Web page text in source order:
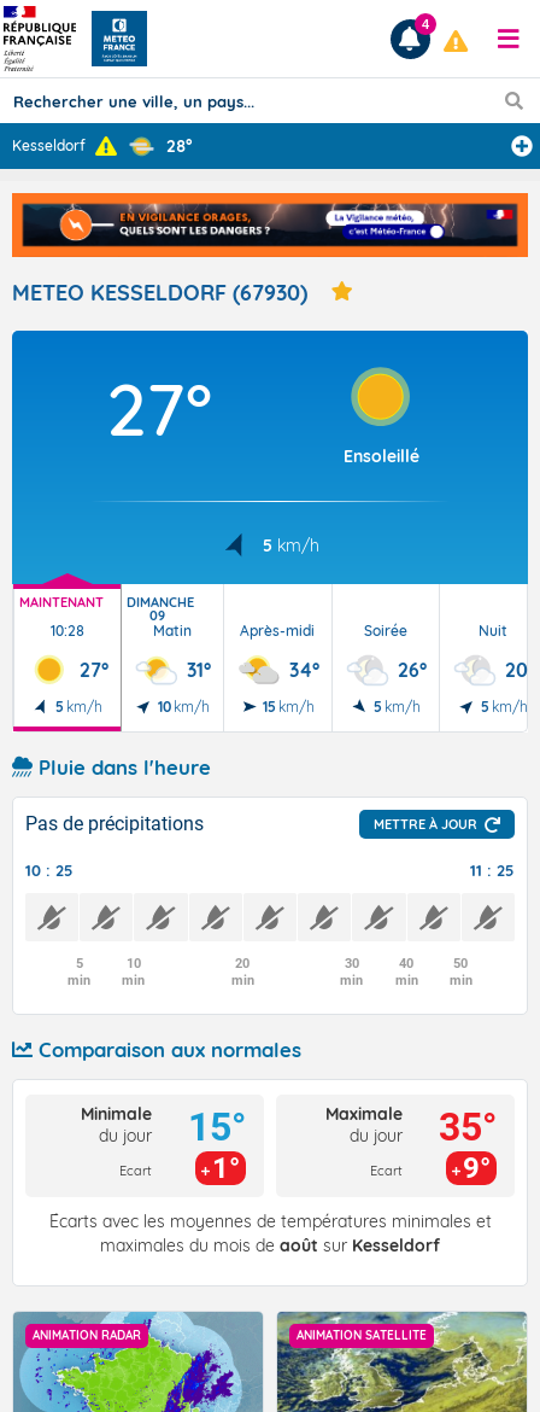
Prévisions
TOUS LES RÉSULTATS
Articles
4
Kesseldorf 28°
METEO KESSELDORF (67930)
27°
Ensoleillé
5 km/h
MAINTENANT
10:28
27°
5 km/h
DIMANCHE
09
Matin
31°
10 km/h
Après-midi
34°
15 km/h
Soirée
26°
5 km/h
Nuit
20°
5 km/h
Pluie dans l'heure
Pas de précipitations METTRE À JOUR
10 : 25 11 : 25
5
min
10
min
20
min
30
min
40
min
50
min
Comparaison aux normales
Minimale
du jour
Ecart
15°
1°
Maximale
du jour
Ecart
35°
9°
Écarts avec les moyennes de températures minimales et
maximales du mois de août sur Kesseldorf
ANIMATION RADAR ANIMATION SATELLITE